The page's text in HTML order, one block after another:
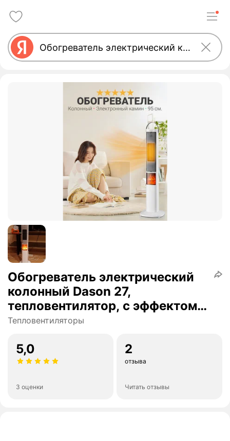
Обогреватель электрический
колонный Dason 27,
тепловентилятор, с эффектом
живого огня, 95 см, режимы
Тепловентиляторы
5,0
3 оценки
2
отзыва
Читать отзывы